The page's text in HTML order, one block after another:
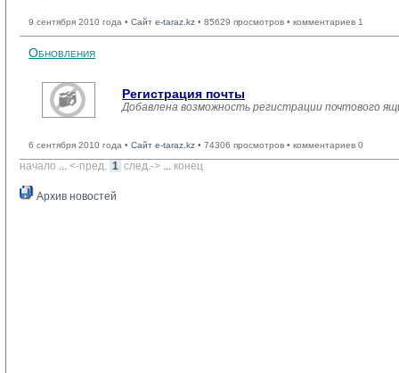
9 сентября 2010 года • Сайт e-taraz.kz • 85629 просмотров • комментариев 1
Обновления
Регистрация почты
Добавлена возможность регистрации почтового
6 сентября 2010 года • Сайт e-taraz.kz • 74306 просмотров • комментариев 0
начало ... <-пред. 1 след.-> ... конец
Архив новостей